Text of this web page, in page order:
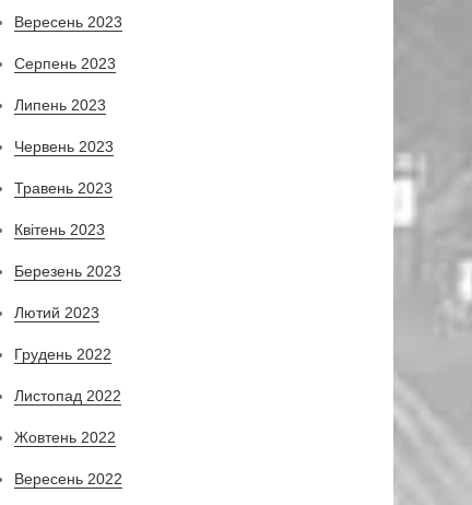
Вересень 2023
Серпень 2023
Липень 2023
Червень 2023
Травень 2023
Квітень 2023
Березень 2023
Лютий 2023
Грудень 2022
Листопад 2022
Жовтень 2022
Вересень 2022